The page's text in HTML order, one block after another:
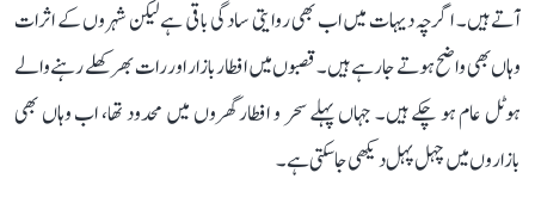
آتے ہیں۔ اگرچہ دیہات میں اب بھی روایتی سادگی باقی ہے لیکن شہروں کے اثرات
وہاں بھی واضح ہوتے جا رہے ہیں۔ قصبوں میں افطار بازار اور رات بھر کھلے رہنے والے
ہوٹل عام ہو چکے ہیں۔ جہاں پہلے سحر و افطار گھروں میں محدود تھا، اب وہاں بھی
بازاروں میں چہل پہل دیکھی جا سکتی ہے۔